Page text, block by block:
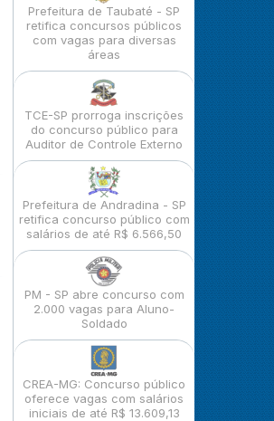
Prefeitura de Taubaté - SP
retifica concursos públicos
com vagas para diversas
áreas
TCE-SP prorroga inscrições
do concurso público para
Auditor de Controle Externo
Prefeitura de Andradina - SP
retifica concurso público com
salários de até R$ 6.566,50
PM - SP abre concurso com
2.000 vagas para Aluno-
Soldado
CREA-MG: Concurso público
oferece vagas com salários
iniciais de até R$ 13.609,13